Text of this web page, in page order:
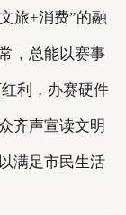
旅+消费”的融
，总能以赛事
利，办赛硬件
齐声宣读文明
满足市民生活